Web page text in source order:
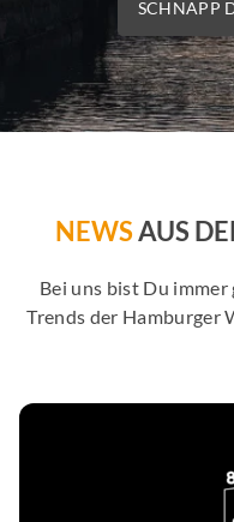
SCHNAPP
NEWSAUS
Bei uns bist Du immer
Trends der Hamburger